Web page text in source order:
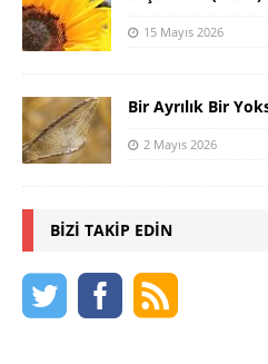
15 Mayıs 2026
Bir Ayrılık Bir
2 Mayıs 2026
BIZI TAKIP EDIN